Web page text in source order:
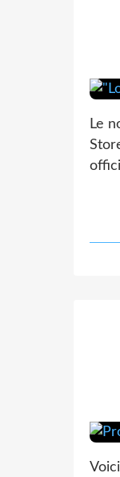
Le